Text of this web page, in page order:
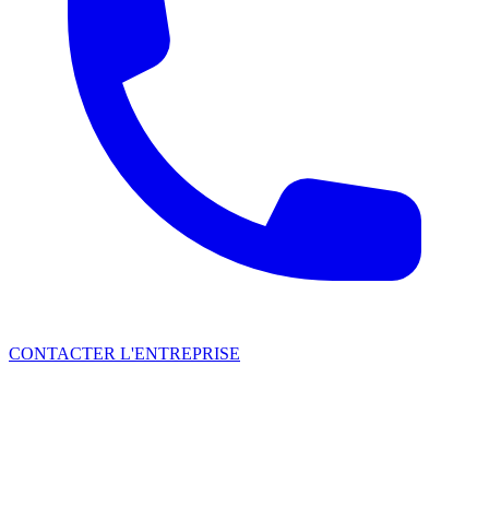
CONTACTER L'ENTREPRISE